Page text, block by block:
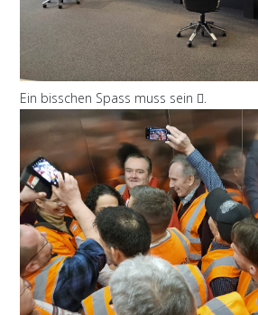
Ein bisschen Spass muss sein .